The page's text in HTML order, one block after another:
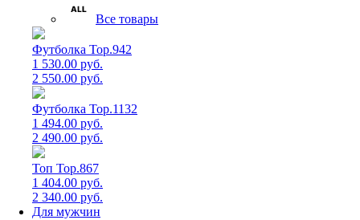
Все товары
Футболка Top.942
1 530.00 руб.
2 550.00 руб.
Футболка Top.1132
1 494.00 руб.
2 490.00 руб.
Топ Top.867
1 404.00 руб.
2 340.00 руб.
Для мужчин